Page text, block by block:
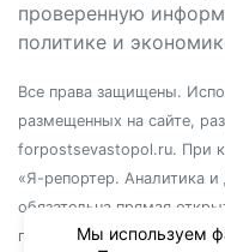
проверенную
политике и
Все права защищены.
размещенных на сайте,
forpostsevastopol.ru. При
«Я-репортер. Аналитика
обязательна прямая
гиперссылка. Независимо
Мы используем